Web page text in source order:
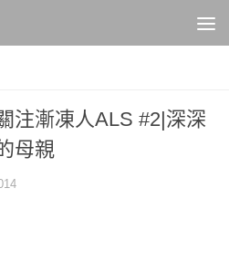
注漸凍人ALS #2|深深
母親